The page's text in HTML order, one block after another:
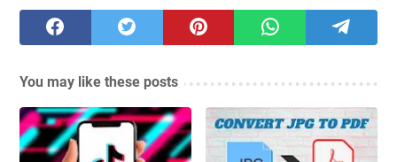
You may like these posts